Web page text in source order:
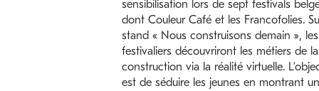
sensibilisation lors de sept festivals
dont Couleur Café et les Francofolies.
stand « Nous construisons demain », les
festivaliers découvriront les métiers de la
construction via la réalité virtuelle.
est de séduire les jeunes en montrant un